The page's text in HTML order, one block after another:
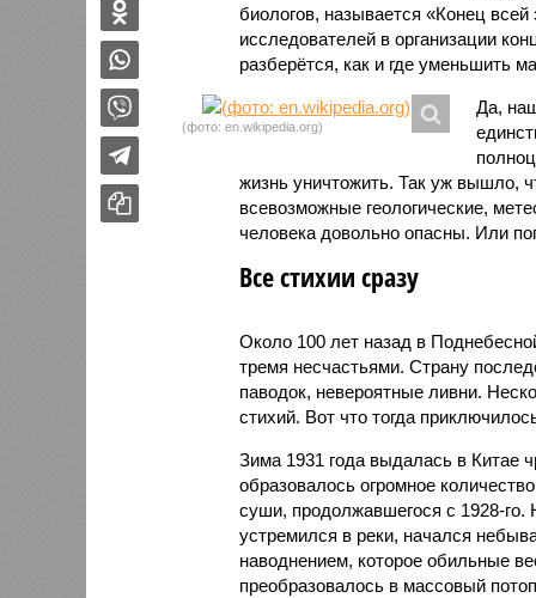
биологов, называется «Конец
исследователей в организации
разберётся, как и где уменьшить
(фото: en.wikipedia.org)
Да,
жизнь уничтожить. Так уж вышло,
всевозможные геологические,
человека довольно опасны. Или
Все стихии сразу
Около 100 лет назад в
тремя несчастьями. Страну
паводок, невероятные ливни.
стихий. Вот что тогда
Зима 1931 года выдалась в Китае
образовалось огромное
суши, продолжавшегося с 1928-го.
устремился в реки, начался
наводнением, которое обильные
преобразовалось в массовый